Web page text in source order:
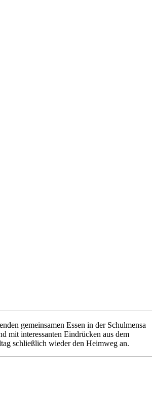
gemeinsamen Essen in der Schulmensa
mit interessanten Eindrücken aus dem
schließlich wieder den Heimweg an.